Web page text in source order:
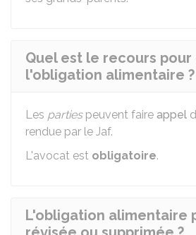
Quel est le recours
l'obligation alimentaire ?
Les partiespeuvent faire appel
rendue par le Jaf.
L'avocat est obligatoire.
L'obligation alimentaire